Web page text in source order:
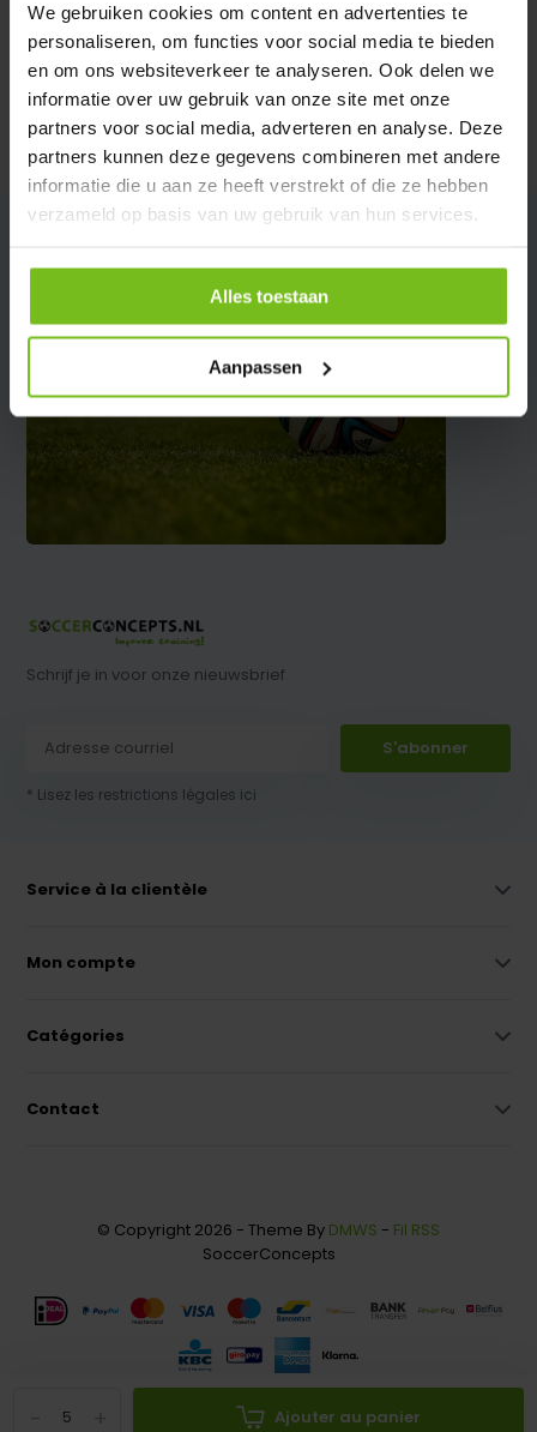
We gebruiken cookies om content en advertenties te
personaliseren, om functies voor social media te bieden
en om ons websiteverkeer te analyseren. Ook delen we
informatie over uw gebruik van onze site met onze
partners voor social media, adverteren en analyse. Deze
partners kunnen deze gegevens combineren met andere
informatie die u aan ze heeft verstrekt of die ze hebben
verzameld op basis van uw gebruik van hun services.
Alles toestaan
Aanpassen
Ajouter au panier
Évaluations
Partager
Schrijf je in voor onze nieuwsbrief
S'abonner
* Lisez les restrictions légales ici
Service à la clientèle
Mon compte
Catégories
Contact
© Copyright 2026 - Theme By DMWS - Fil RSS
SoccerConcepts